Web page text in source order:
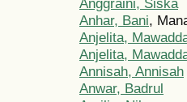
Anggraini, Siska
Anhar, Bani,
Anjelita,
Anjelita,
Annisah, Annisah
Anwar, Badrul